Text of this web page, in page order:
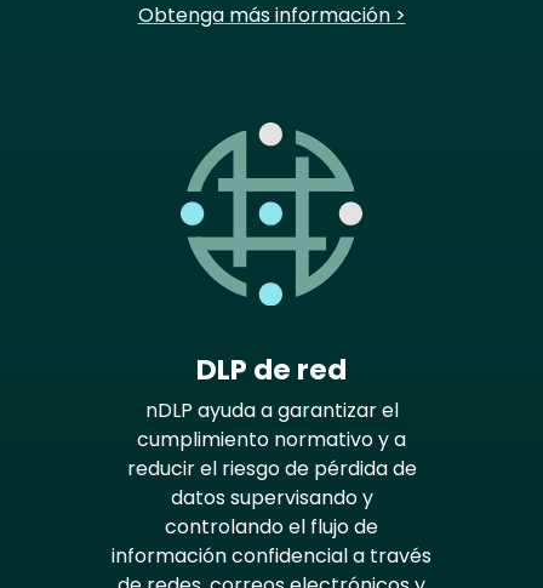
Obtenga más información >
DLP de red
nDLP ayuda a garantizar el
cumplimiento normativo y a
reducir el riesgo de pérdida de
datos supervisando y
controlando el flujo de
información confidencial a través